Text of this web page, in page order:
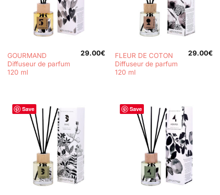
GOURMAND
Diffuseur de parfum
120 ml
29.00€
FLEUR DE COTON
Diffuseur de parfum
120 ml
29.00€
Save Save